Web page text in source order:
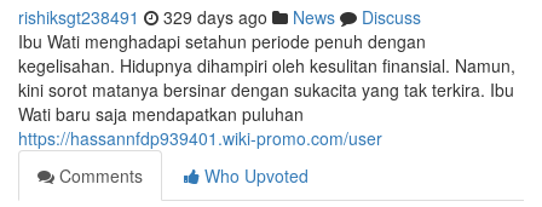
rishiksgt238491 329 days ago News
Discuss
Ibu Wati menghadapi setahun periode penuh dengan
kegelisahan. Hidupnya dihampiri oleh kesulitan finansial. Namun,
kini sorot matanya bersinar dengan sukacita yang tak terkira. Ibu
Wati baru saja mendapatkan puluhan
https://hassannfdp939401.wiki-promo.com/user
Comments
Who Upvoted